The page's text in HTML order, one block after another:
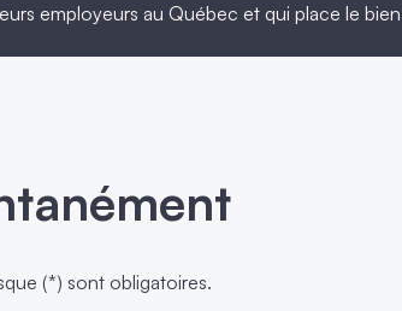
employeurs au Québec et qui place le
(*) sont obligatoires.